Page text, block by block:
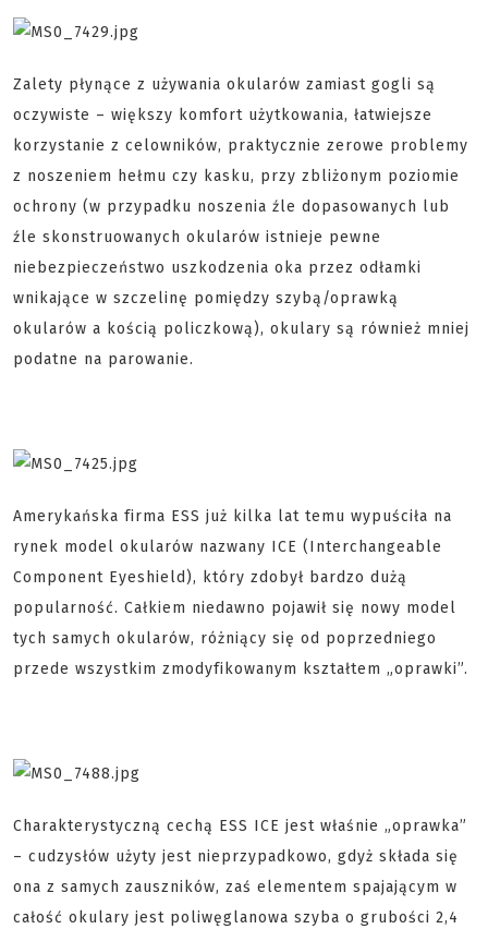
Zalety płynące z używania okularów zamiast gogli są
oczywiste – większy komfort użytkowania, łatwiejsze
korzystanie z celowników, praktycznie zerowe problemy
z noszeniem hełmu czy kasku, przy zbliżonym poziomie
ochrony (w przypadku noszenia źle dopasowanych lub
źle skonstruowanych okularów istnieje pewne
niebezpieczeństwo uszkodzenia oka przez odłamki
wnikające w szczelinę pomiędzy szybą/oprawką
okularów a kością policzkową), okulary są również mniej
podatne na parowanie.
Amerykańska firma ESS już kilka lat temu wypuściła na
rynek model okularów nazwany ICE (Interchangeable
Component Eyeshield), który zdobył bardzo dużą
popularność. Całkiem niedawno pojawił się nowy model
tych samych okularów, różniący się od poprzedniego
przede wszystkim zmodyfikowanym kształtem „oprawki”.
Charakterystyczną cechą ESS ICE jest właśnie „oprawka”
– cudzysłów użyty jest nieprzypadkowo, gdyż składa się
ona z samych zauszników, zaś elementem spajającym w
całość okulary jest poliwęglanowa szyba o grubości 2,4